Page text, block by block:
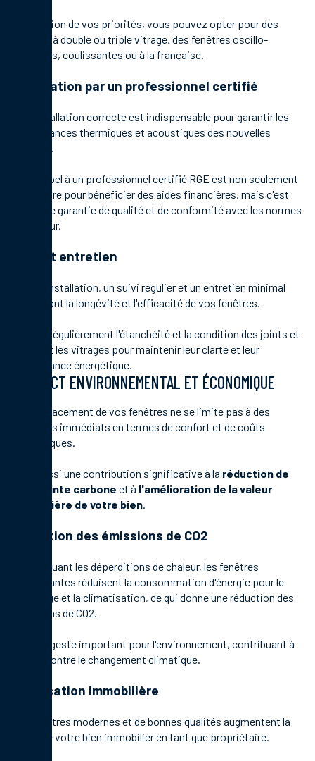
En fonction de vos priorités, vous pouvez opter pour des
fenêtres à double ou triple vitrage, des fenêtres oscillo-
battantes, coulissantes ou à la française.
Installation par un professionnel certifié
Une installation correcte est indispensable pour garantir les
performances thermiques et acoustiques des nouvelles
fenêtres.
Faire appel à un professionnel certifié RGE est non seulement
obligatoire pour bénéficier des aides financières, mais c'est
aussi une garantie de qualité et de conformité avec les normes
en vigueur.
Suivi et entretien
Après l'installation, un suivi régulier et un entretien minimal
garantiront la longévité et l'efficacité de vos fenêtres.
Vérifiez régulièrement l'étanchéité et la condition des joints et
nettoyez les vitrages pour maintenir leur clarté et leur
performance énergétique.
IMPACT ENVIRONNEMENTAL ET ÉCONOMIQUE
Le remplacement de vos fenêtres ne se limite pas à des
bénéfices immédiats en termes de confort et de coûts
énergétiques.
C'est aussi une contribution significative à la réduction de
l'empreinte carbone et à l'amélioration de la valeur
immobilière de votre bien.
Réduction des émissions de CO2
En diminuant les déperditions de chaleur, les fenêtres
performantes réduisent la consommation d'énergie pour le
chauffage et la climatisation, ce qui donne une réduction des
émissions de CO2.
C'est un geste important pour l'environnement, contribuant à
la lutte contre le changement climatique.
Valorisation immobilière
Des fenêtres modernes et de bonnes qualités augmentent la
valeur de votre bien immobilier en tant que propriétaire.